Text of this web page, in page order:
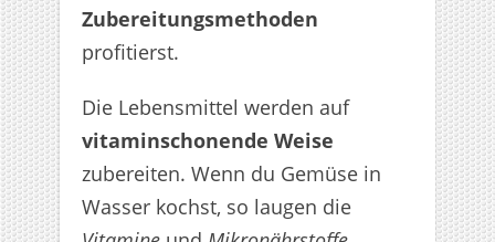
Zubereitungsmethoden
profitierst.
Die Lebensmittel werden auf
vitaminschonende Weise
zubereiten. Wenn du Gemüse in
Wasser kochst, so laugen die